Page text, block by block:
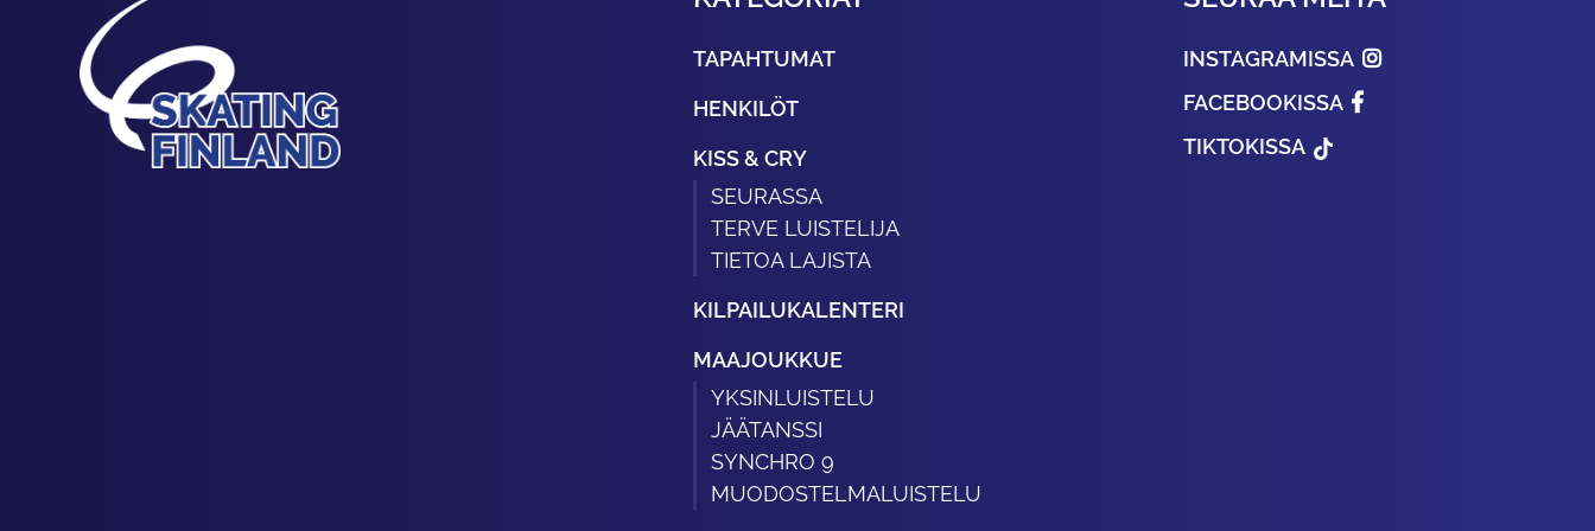
TAPAHTUMAT
HENKILÖT
KISS & CRY
SEURASSA
TERVE LUISTELIJA
TIETOA LAJISTA
KILPAILUKALENTERI
MAAJOUKKUE
YKSINLUISTELU
JÄÄTANSSI
SYNCHRO 9
MUODOSTELMALUISTELU
INSTAGRAMISSA
FACEBOOKISSA
TIKTOKISSA